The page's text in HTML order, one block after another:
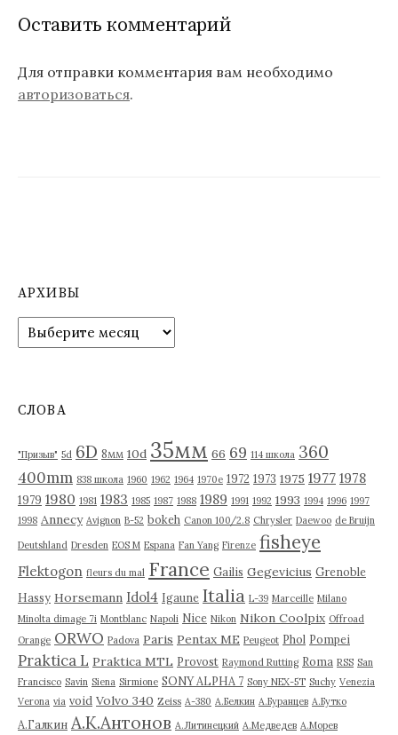
а
и
и
Оставить комментарий
Для отправки комментария вам необходимо
авторизоваться.
АРХИВЫ
р
в
СЛОВА
"Призыв" 5d 6D 8мм 10d 35мм 66 69 114 школа 360
400mm 838 школа 1960 1962 1964 1970е 1972 1973 1975 1977 1978
1979 1980 1981 1983 1985 1987 1988 1989 1991 1992 1993 1994 1996 1997
1998 Annecy Avignon B-52 bokeh Canon 100/2.8 Chrysler Daewoo de Bruijn
Deutshland Dresden EOS M Espana Fan Yang Firenze fisheye
Flektogon fleurs du mal France Gailis Gegevicius Grenoble
Hassy Horsemann Idol4 Igaune Italia L-39 Marceille Milano
Minolta dimage 7i Montblanc Napoli Nice Nikon Nikon Coolpix Offroad
Orange ORWO Padova Paris Pentax ME Peugeot Phol Pompei
Praktica L Praktica MTL Provost Raymond Rutting Roma RSS San
Francisco Savin Siena Sirmione SONY ALPHA 7 Sony NEX-5T Suchy Venezia
Verona via void Volvo 340 Zeiss А-380 А.Белкин А.Буранцев А.Бутко
А.Галкин А.К.Антонов А.Литинецкий А.Медведев А.Морев